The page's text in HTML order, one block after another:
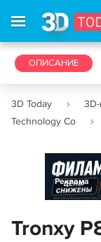
3D-ПРИНТЕРЫ
ОПИСАНИЕ
3D Today
Technology Co
Реклама
Tronxy